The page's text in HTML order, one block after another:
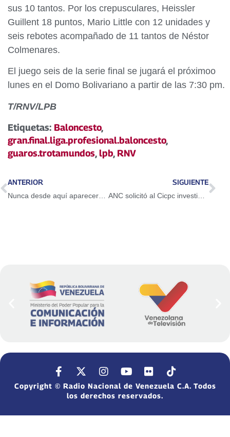
sus 10 tantos. Por los crepusculares, Heissler
Guillent 18 puntos, Mario Little con 12 unidades y
seis rebotes acompañado de 11 tantos de Néstor
Colmenares.
El juego seis de la serie final se jugará el próximoo
lunes en el Domo Bolivariano a partir de las 7:30 pm.
T/RNV/LPB
Etiquetas: Baloncesto,
gran.final.liga.profesional.baloncesto,
guaros.trotamundos,lpb, RNV
ANTERIOR SIGUIENTE
ANC solicitó al Cicpc investigar asesinato de voceros campesinos en Barinas
Copyright © Radio Nacional de Venezuela C.A. Todos
los derechos reservados.